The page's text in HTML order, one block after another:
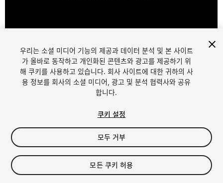
1/6
$19.99
Seat
우리는 소셜 미디어 기능의 제공과 데이터 분석 및 본 사이트
가 올바로 동작하고 개인화된 콘텐츠와 광고를 제공하기 위
해 쿠키를 사용하고 있습니다. 회사 사이트에 대한 귀하의 사
용 정보를 회사의 소셜 미디어, 광고 및 분석 협력사와 공유
합니다.
쿠키 설정
모두 거부
모든 쿠키 허용